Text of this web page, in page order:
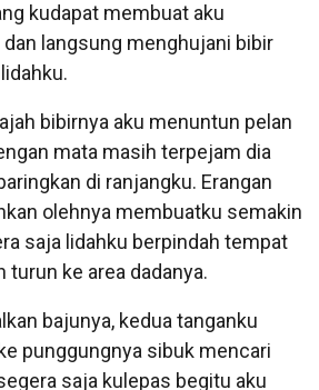
kudapat membuat aku
langsung menghujani bibir
bibirnya aku menuntun pelan
mata masih terpejam dia
di ranjangku. Erangan
olehnya membuatku semakin
saja lidahku berpindah tempat
turun ke area dadanya.
bajunya, kedua tanganku
punggungnya sibuk mencari
saja kulepas begitu aku